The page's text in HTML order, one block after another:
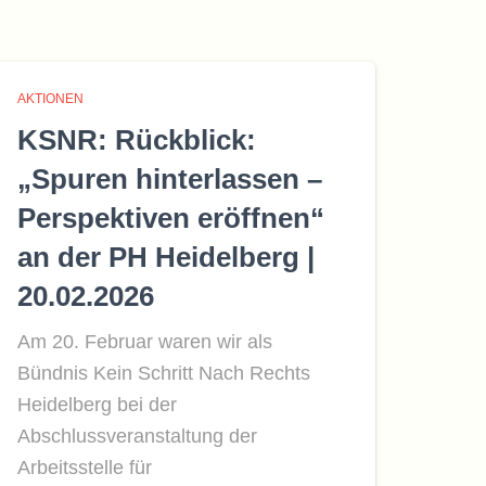
AKTIONEN
KSNR: Rückblick:
„Spuren hinterlassen –
Perspektiven eröffnen“
an der PH Heidelberg |
20.02.2026
Am 20. Februar waren wir als
Bündnis Kein Schritt Nach Rechts
Heidelberg bei der
Abschlussveranstaltung der
Arbeitsstelle für